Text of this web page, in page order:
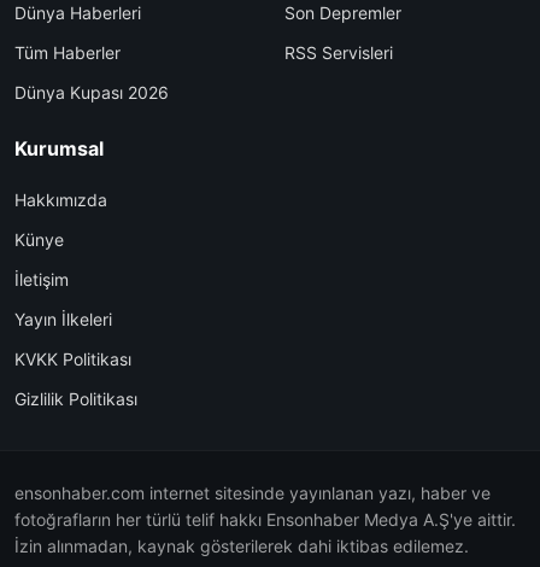
Dünya Haberleri
Tüm Haberler
Dünya Kupası 2026
Son Depremler
RSS Servisleri
Kurumsal
Hakkımızda
Künye
İletişim
Yayın İlkeleri
KVKK Politikası
Gizlilik Politikası
ensonhaber.com internet sitesinde yayınlanan yazı, haber ve
fotoğrafların her türlü telif hakkı Ensonhaber Medya A.Ş'ye aittir.
İzin alınmadan, kaynak gösterilerek dahi iktibas edilemez.